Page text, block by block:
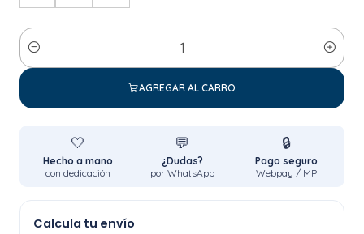
Cantidad
AGREGAR AL CARRO
🤍
Hecho a mano
con dedicación
💬
¿Dudas?
por WhatsApp
🔒
Pago seguro
Webpay / MP
Calcula tu envío